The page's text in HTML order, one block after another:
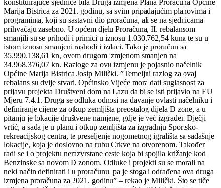
konstituirajuće sjednice bila Druga izmjena Plana Proračuna Općine
Marija Bistrica za 2021. godinu, sa svim pripadajućim planovima i
programima, koji su sastavni dio proračuna, ali se na sjednicama
prihvaćaju zasebno. U općem djelu Proračuna, II. rebalansom
smanjili su se prihodi i primici u iznosu 1.030.762,54 kuna te su u
istom iznosu smanjeni rashodi i izdaci. Tako je proračun sa
35.990.138,61 kn, ovom drugom izmjenom smanjen na
34.968.376,07 kn. Razloge za ovu izmjenu je pojasnio načelnik
Općine Marija Bistrica Josip Milički. ”Temeljni razlog za ovaj
rebalans su dvije stvari. Općinsko Vijeće mora dati suglasnost za
prijavu projekta Društveni dom na Lazu da bi se isti prijavio na EU
Mjeru 7.4.1. Druga se odluka odnosi na davanje ovlasti načelniku i
definiranje cijene za otkup zemljišta preostalog dijela D zone, a u
pitanju je lokacije društvene namjene, gdje je već izgrađen Dječji
vrtić, a sada je u planu i otkup zemljišta za izgradnju Sportsko-
rekreacijskog centra, te preseljenje nogometnog igrališta sa sadašnje
lokacije, koja je doslovno na rubu Crkve na otvorenom. Također
radi se i o projektu nerazvrstane ceste koja bi spojila križanje kod
Benzinske sa novom D zonom. Odluke i projekti su se morali na
neki način definirati i u proračunu, pa je stoga i odrađena ova druga
izmjena proračuna za 2021. godinu” – rekao je Milički. Što se tiče